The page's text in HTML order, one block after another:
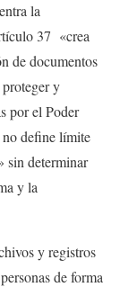
la
37 «crea
de documentos
y
por el Poder
no define límite
sin determinar
y la
y registros
de forma